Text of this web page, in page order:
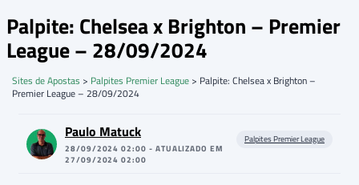
Palpite: Chelsea x Brighton – Premier
League – 28/09/2024
Sites de Apostas > Palpites Premier League > Palpite: Chelsea x Brighton –
Premier League – 28/09/2024
Paulo Matuck
28/09/2024 02:00 - ATUALIZADO EM
27/09/2024 02:00
Palpites Premier League